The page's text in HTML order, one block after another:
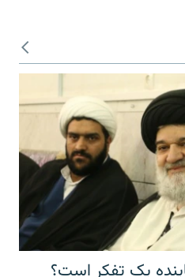
یک تفکر است؟